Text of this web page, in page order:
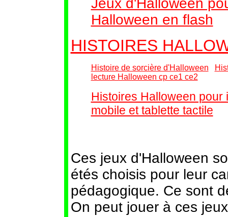
Jeux d'Halloween
Halloween en flash
HISTOIRES
Histoire de sorcière d'Halloween
lecture Halloween cp ce1 ce2
Histoires Halloween pour
mobile et tablette tactile
Ces jeux d'Halloween
étés choisis pour leur
pédagogique. Ce sont
On peut jouer à ces